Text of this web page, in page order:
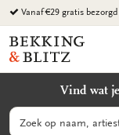
Ga
naar
content
Vanaf €29 gratis
Bekking
&
B.V.
Vind wat
Zoeken